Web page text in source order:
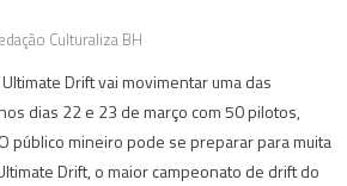
Culturaliza BH
Drift vai movimentar uma das
dias 22 e 23 de março com 50 pilotos,
público mineiro pode se preparar para muita
Drift, o maior campeonato de drift do